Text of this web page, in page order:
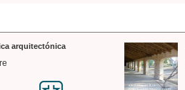
arquitectónica